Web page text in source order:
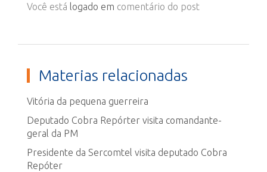
Você está logado em comentário do post
Materias relacionadas
Vitória da pequena guerreira
Deputado Cobra Repórter visita comandante-
geral da PM
Presidente da Sercomtel visita deputado Cobra
Repóter